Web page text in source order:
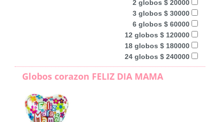
2 globos $ 20000
3 globos $ 30000
6 globos $ 60000
12 globos $ 120000
18 globos $ 180000
24 globos $ 240000
Globos corazon FELIZ DIA MAMA